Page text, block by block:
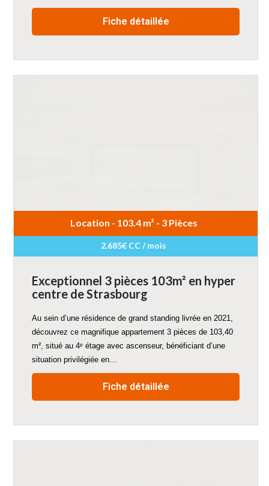
Fiche détaillée
Location - 103.4 m² - 3 Pièces
2.685€ CC / mois
Exceptionnel 3 pièces 103m² en hyper
centre de Strasbourg
Au sein d’une résidence de grand standing livrée en 2021,
découvrez ce magnifique appartement 3 pièces de 103,40
m², situé au 4ᵉ étage avec ascenseur, bénéficiant d’une
situation privilégiée en…
Fiche détaillée